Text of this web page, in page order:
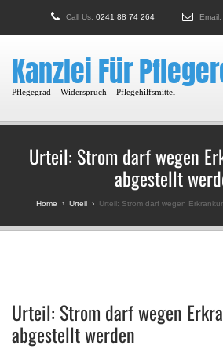
Call Us: 0241 88 74 264 Email:
Kanzlei Für
Pflegegrad – Widerspruch – Pflegehilfsmittel
Urteil: Strom darf wegen
abgestellt
Home › Urteil› Urteil: Strom darf wegen
Urteil: Strom darf wegen
abgestellt werden